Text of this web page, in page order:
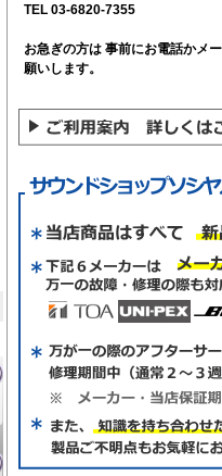
TEL 03-6820-7355
お急ぎの方は 事前にお電話かメ
願いします。